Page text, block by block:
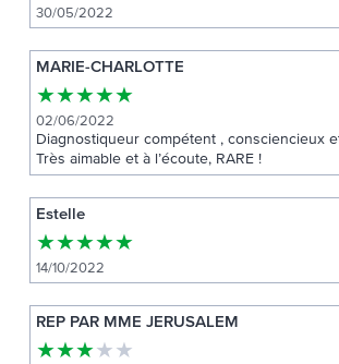
30/05/2022
MARIE-CHARLOTTE
★★★★★
02/06/2022
Diagnostiqueur compétent , consciencieux
Très aimable et à l’écoute, RARE !
Estelle
★★★★★
14/10/2022
REP PAR MME JERUSALEM
★★★★★